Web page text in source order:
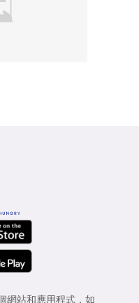
網站和應用程式，如